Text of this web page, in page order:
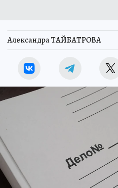
Александра ТАЙБАТРОВА